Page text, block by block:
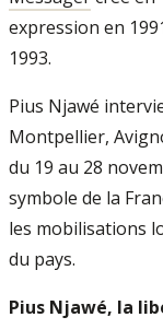
expression en
1993.
Pius Njawé
Montpellier,
du 19 au 28
symbole de la
les mobilisations
du pays.
Pius Njawé, la